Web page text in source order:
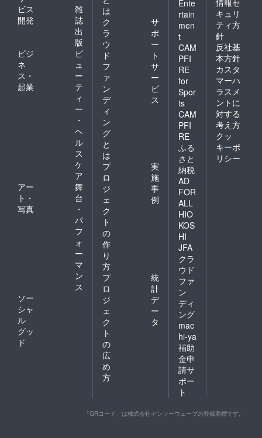
ビス
開発
雑
誌
出
版
ビジ
ネ
ス・
起業
ビ
ュ
ー
テ
ィ
ー
・
ヘ
ル
ス
ケ
ア
アー
ト・
写真
舞
台
・
パ
フ
ォ
ー
マ
ン
ス
ソー
シャ
ル
グッ
ド
は
ク
ラ
ウ
ド
フ
ァ
ン
デ
ィ
ン
グ
と
は
サ
ポ
ー
ト
サ
ー
ビ
ス
プ
ロ
ジ
ェ
ク
ト
の
作
り
方
実
施
事
例
プ
ロ
ジ
ェ
ク
ト
の
広
め
方
統
計
デ
ー
タ
Ente
rtain
men
t
CAM
PFI
RE
for
Spor
ts
CAM
PFI
RE
ふる
さと
納税
AD
FOR
ALL
HIO
KOS
HI
JFA
クラ
ウド
ファ
ン
ディ
ング
mac
hi-ya
補助
金申
請サ
ポー
ト
情報セ
キュリ
ティ方
針
反社基
本方針
カスタ
マーハ
ラスメ
ントに
対する
考え方
クッ
キーポ
リシー
「QRコード」は株式会社デンソーウェーブの登録商標です。